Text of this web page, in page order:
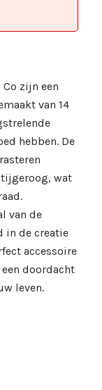
zijn een
van 14
hebben. De
wat
van de
in de creatie
accessoire
doordacht
leven.